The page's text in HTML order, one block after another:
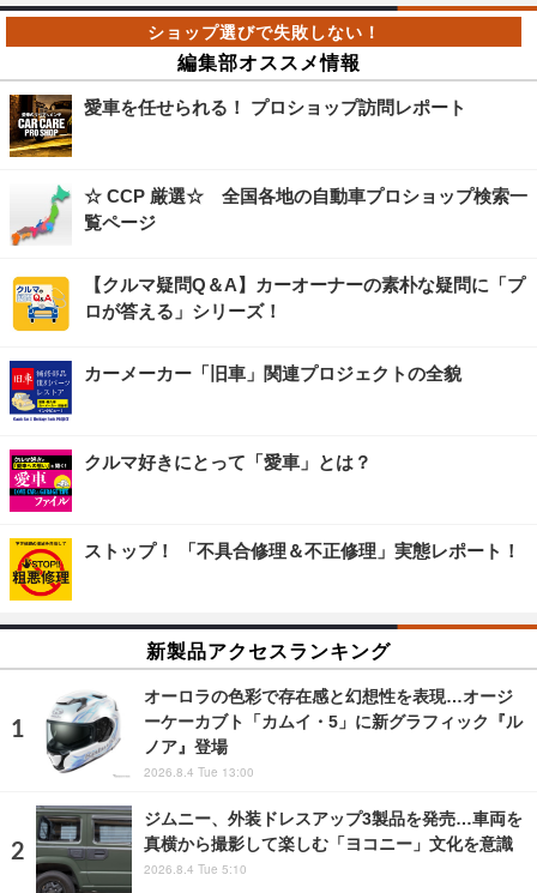
編集部オススメ情報
愛車を任せられる！ プロショップ訪問レポート
☆ CCP 厳選☆ 全国各地の自動車プロショップ検索一
覧ページ
【クルマ疑問Q＆A】カーオーナーの素朴な疑問に「プ
ロが答える」シリーズ！
カーメーカー「旧車」関連プロジェクトの全貌
クルマ好きにとって「愛車」とは？
ストップ！ 「不具合修理＆不正修理」実態レポート！
新製品アクセスランキング
オーロラの色彩で存在感と幻想性を表現…オージ
ーケーカブト「カムイ・5」に新グラフィック『ル
ノア』登場
2026.8.4 Tue 13:00
ジムニー、外装ドレスアップ3製品を発売…車両を
真横から撮影して楽しむ「ヨコニー」文化を意識
2026.8.4 Tue 5:10